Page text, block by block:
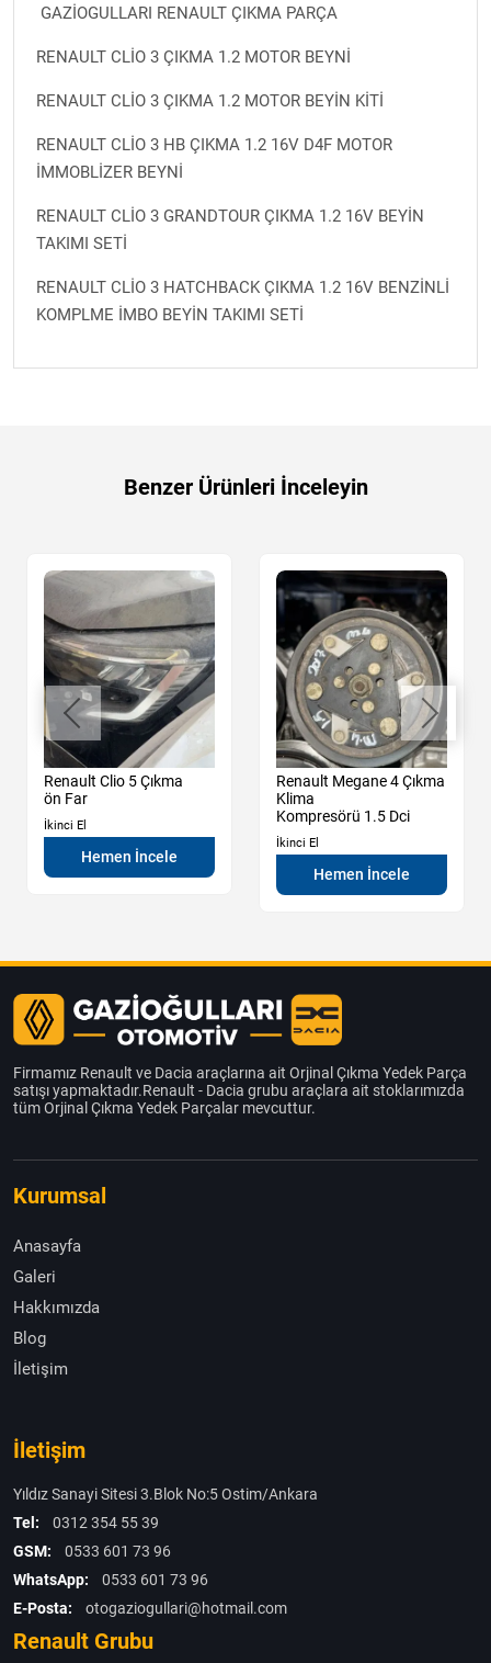
GAZİOGULLARI RENAULT ÇIKMA PARÇA
RENAULT CLİO 3 ÇIKMA 1.2 MOTOR BEYNİ
RENAULT CLİO 3 ÇIKMA 1.2 MOTOR BEYİN KİTİ
RENAULT CLİO 3 HB ÇIKMA 1.2 16V D4F MOTOR
İMMOBLİZER BEYNİ
RENAULT CLİO 3 GRANDTOUR ÇIKMA 1.2 16V BEYİN
TAKIMI SETİ
RENAULT CLİO 3 HATCHBACK ÇIKMA 1.2 16V BENZİNLİ
KOMPLME İMBO BEYİN TAKIMI SETİ
Benzer Ürünleri İnceleyin
Renault Clio 5 Çıkma
ön Far
İkinci El
Hemen İncele
Renault Megane 4 Çıkma
Klima
Kompresörü 1.5 Dci
İkinci El
Hemen İncele
Firmamız Renault ve Dacia araçlarına ait Orjinal Çıkma Yedek Parça
satışı yapmaktadır.Renault - Dacia grubu araçlara ait stoklarımızda
tüm Orjinal Çıkma Yedek Parçalar mevcuttur.
Kurumsal
Anasayfa
Galeri
Hakkımızda
Blog
İletişim
İletişim
Yıldız Sanayi Sitesi 3.Blok No:5 Ostim/Ankara
Tel:
0312 354 55 39
GSM:
0533 601 73 96
WhatsApp:
0533 601 73 96
E-Posta:
otogaziogullari@hotmail.com
Renault Grubu